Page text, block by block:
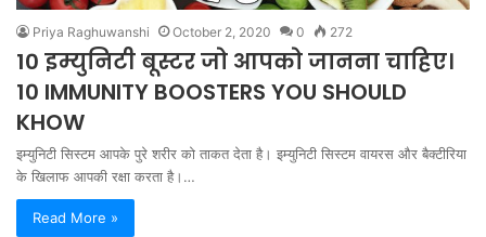
Priya Raghuwanshi October 2, 2020 0 272
10 इम्युनिटी बूस्टर जो आपको जानना चाहिए।
10 IMMUNITY BOOSTERS YOU SHOULD
KHOW
इम्युनिटी सिस्टम आपके पुरे शरीर को ताकत देता है। इम्युनिटी सिस्टम वायरस और बैक्टीरिया
के खिलाफ आपकी रक्षा करता है।…
Read More »